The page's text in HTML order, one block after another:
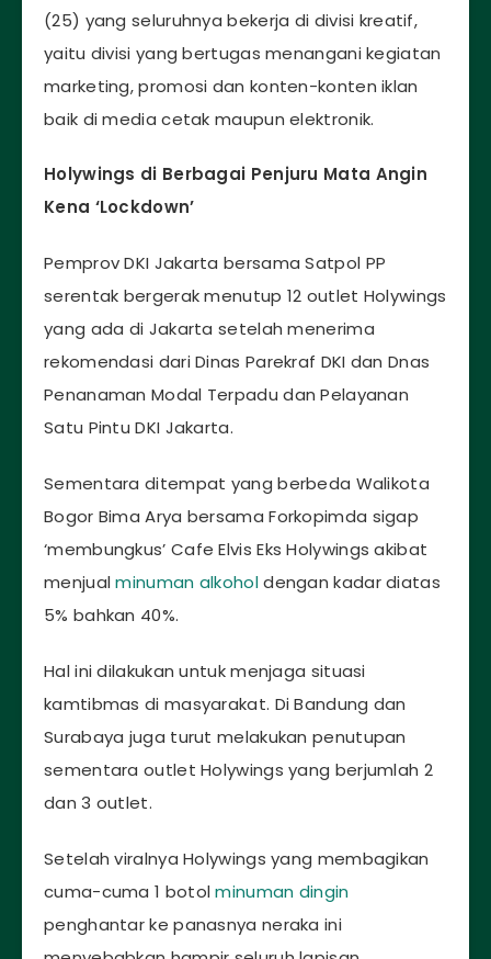
(25) yang seluruhnya bekerja di divisi kreatif,
yaitu divisi yang bertugas menangani kegiatan
marketing, promosi dan konten-konten iklan
baik di media cetak maupun elektronik.
Holywings di Berbagai Penjuru Mata Angin
Kena ‘Lockdown’
Pemprov DKI Jakarta bersama Satpol PP
serentak bergerak menutup 12 outlet Holywings
yang ada di Jakarta setelah menerima
rekomendasi dari Dinas Parekraf DKI dan Dnas
Penanaman Modal Terpadu dan Pelayanan
Satu Pintu DKI Jakarta.
Sementara ditempat yang berbeda Walikota
Bogor Bima Arya bersama Forkopimda sigap
‘membungkus’ Cafe Elvis Eks Holywings akibat
menjualminuman alkoholdengan kadar diatas
5% bahkan 40%.
Hal ini dilakukan untuk menjaga situasi
kamtibmas di masyarakat. Di Bandung dan
Surabaya juga turut melakukan penutupan
sementara outlet Holywings yang berjumlah 2
dan 3 outlet.
Setelah viralnya Holywings yang membagikan
cuma-cuma 1 botolminuman dingin
penghantar ke panasnya neraka ini